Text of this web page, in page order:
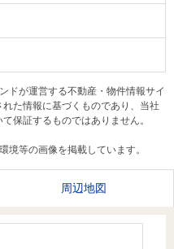
中古
一戸
建て
す
件を
相
談
西）
役員一
覧
ニュース
リリース
閉じる
周辺地図
ドが運営する不動産・物件情報サイ
た情報に基づくものであり、当社
保証するものではありません。
境等の画像を掲載しています。